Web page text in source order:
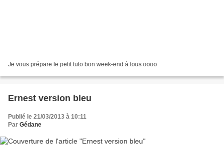
Je vous prépare le petit tuto bon week-end à tous oooo
Ernest version bleu
Publié le 21/03/2013 à 10:11
Par Gédane